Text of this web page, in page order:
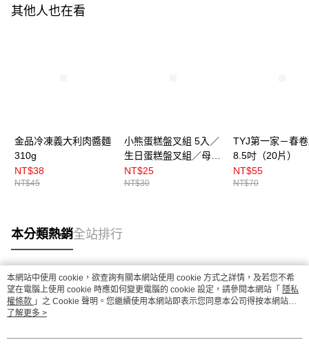
其他人也在看
金品冷凍義大利肉醬麵
310g
NT$38
NT$45
小熊蛋糕盤叉組 5入／
生日蛋糕盤叉組／母親
節蛋糕盤叉組
NT$25
NT$30
TYJ第一家－春
8.5吋（20片）
NT$55
NT$70
本分類熱銷全站排行
熱門標籤
本網站中使用 cookie，欲查詢有關本網站使用 cookie 方式之詳情，及若您不希
望在電腦上使用 cookie 時應如何變更電腦的 cookie 設定，請參閱本網站「 隱私
權條款 」之 Cookie 聲明。您繼續使用本網站即表示您同意本公司得按本網站使
用條款之 Cookie 聲明使用 cookie。
了解更多 >